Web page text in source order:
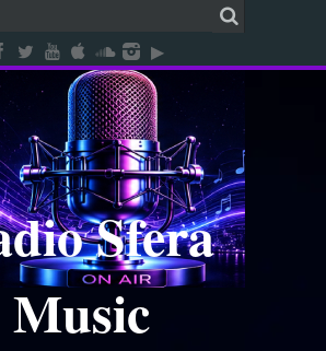
Sfera
Music